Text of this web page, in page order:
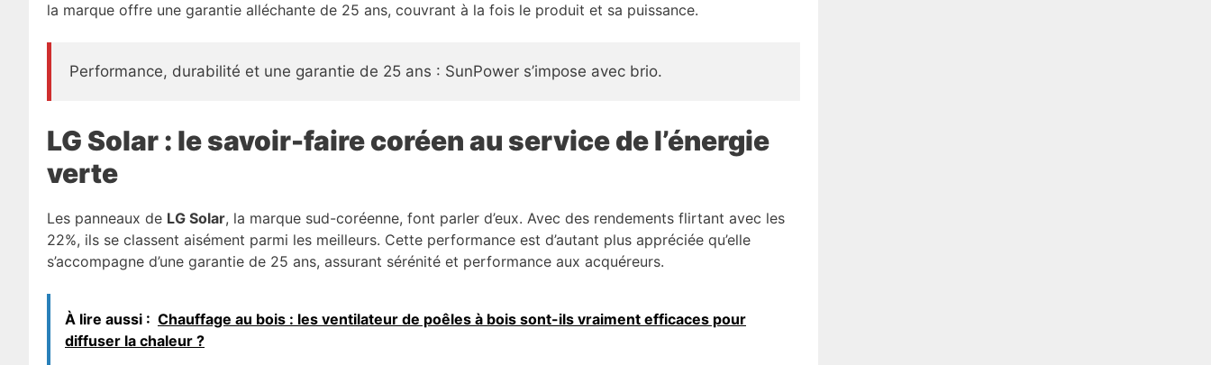
la marque offre une garantie alléchante de 25 ans, couvrant à la fois le produit et sa puissance.
Performance, durabilité et une garantie de 25 ans : SunPower s’impose avec brio.
LG Solar : le savoir-faire coréen au service de l’énergie
verte
Les panneaux de LG Solar, la marque sud-coréenne, font parler d’eux. Avec des rendements flirtant avec les
22%, ils se classent aisément parmi les meilleurs. Cette performance est d’autant plus appréciée qu’elle
s’accompagne d’une garantie de 25 ans, assurant sérénité et performance aux acquéreurs.
À lire aussi : Chauffage au bois : les ventilateur de poêles à bois sont-ils vraiment efficaces pour
diffuser la chaleur ?